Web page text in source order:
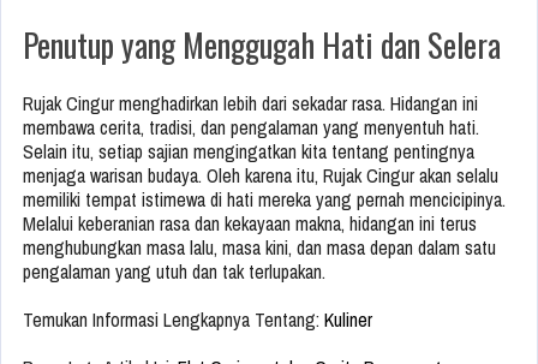
Penutup yang Menggugah Hati dan Selera
Rujak Cingur menghadirkan lebih dari sekadar rasa. Hidangan ini
membawa cerita, tradisi, dan pengalaman yang menyentuh hati.
Selain itu, setiap sajian mengingatkan kita tentang pentingnya
menjaga warisan budaya. Oleh karena itu, Rujak Cingur akan selalu
memiliki tempat istimewa di hati mereka yang pernah mencicipinya.
Melalui keberanian rasa dan kekayaan makna, hidangan ini terus
menghubungkan masa lalu, masa kini, dan masa depan dalam satu
pengalaman yang utuh dan tak terlupakan.
Temukan Informasi Lengkapnya Tentang: Kuliner